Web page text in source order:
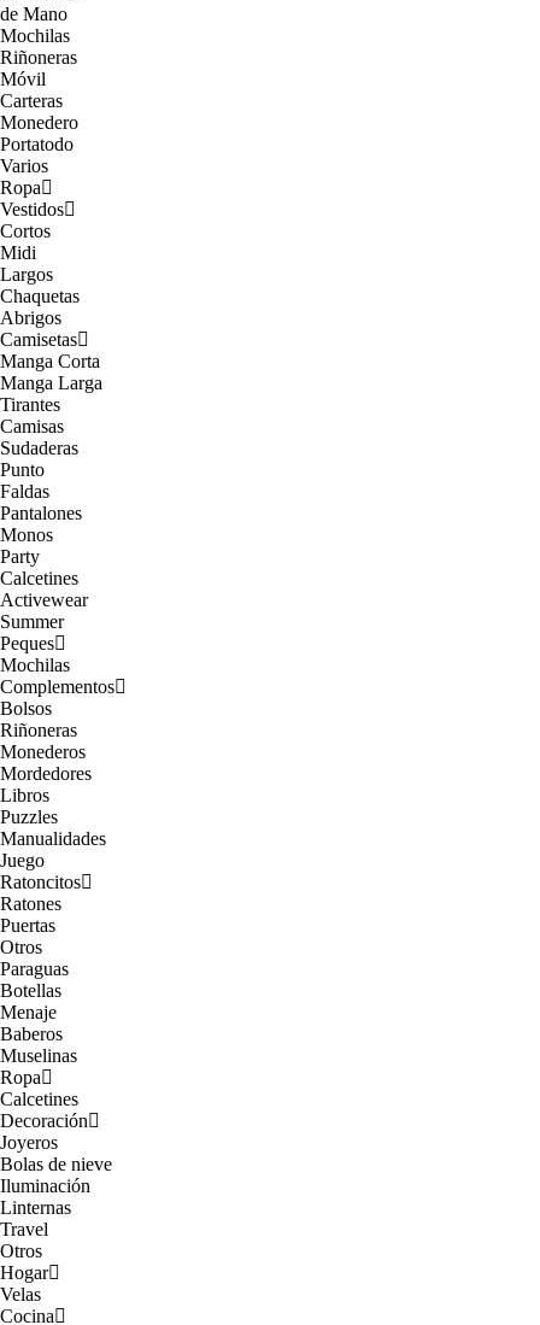
de Mano
Mochilas
Riñoneras
Móvil
Carteras
Monedero
Portatodo
Varios
Ropa
Vestidos
Cortos
Midi
Largos
Chaquetas
Abrigos
Camisetas
Manga Corta
Manga Larga
Tirantes
Camisas
Sudaderas
Punto
Faldas
Pantalones
Monos
Party
Calcetines
Activewear
Summer
Peques
Mochilas
Complementos
Bolsos
Riñoneras
Monederos
Mordedores
Libros
Puzzles
Manualidades
Juego
Ratoncitos
Ratones
Puertas
Otros
Paraguas
Botellas
Menaje
Baberos
Muselinas
Ropa
Calcetines
Decoración
Joyeros
Bolas de nieve
Iluminación
Linternas
Travel
Otros
Hogar
Velas
Cocina